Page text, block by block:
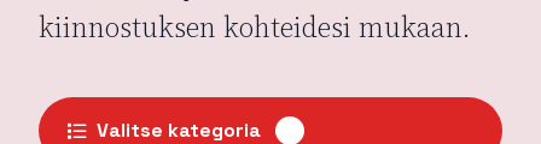
kiinnostuksen kohteidesi mukaan.
Valitse kategoria